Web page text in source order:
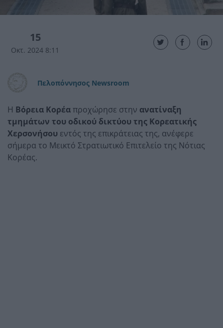
15
Οκτ. 2024 8:11
Πελοπόννησος Newsroom
Η Βόρεια Κορέαπροχώρησε στην ανατίναξη
τμημάτων του οδικού δικτύου της Κορεατικής
Χερσονήσου εντός της επικράτειας της, ανέφερε
σήμερα το Μεικτό Στρατιωτικό Επιτελείο της Νότιας
Κορέας.